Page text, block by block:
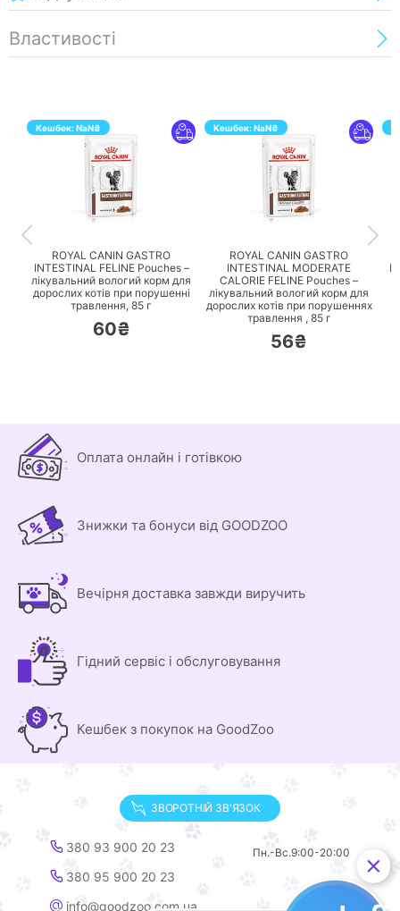
Властивості
Кешбек:NaN₴
ПЕРЕЙТИ
ROYAL CANIN GASTRO
INTESTINAL FELINE Pouches –
лікувальний вологий корм для
дорослих котів при порушенні
травлення, 85 г
60₴
Кешбек:NaN₴
ПЕРЕЙТИ
ROYAL CANIN GASTRO
INTESTINAL MODERATE
CALORIE FELINE Pouches –
лікувальний вологий корм для
дорослих котів при порушеннях
травлення , 85 г
56₴
Оплата онлайн і готівкою
Знижки та бонуси від GOODZOO
Вечірня доставка завжди виручить
Гідний сервіс і обслуговування
Кешбек з покупок на GoodZoo
ЗВОРОТНІЙ ЗВ'ЯЗОК
380 93 900 20 23
380 95 900 20 23
info@goodzoo.com.ua
Пн.-Вс.9:00-20:00